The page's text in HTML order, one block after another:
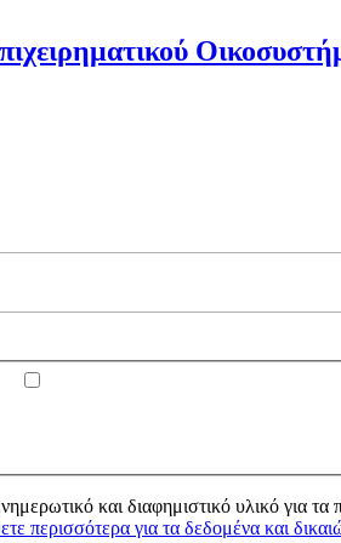
και διαφημιστικό υλικό για τα
περισσότερα για τα δεδομένα και